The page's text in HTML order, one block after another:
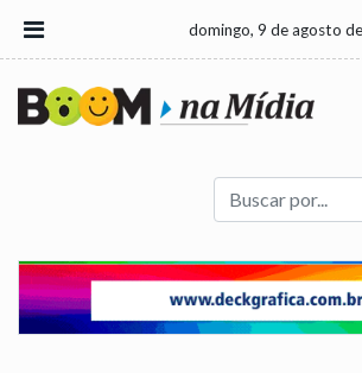
domingo, 9 de agosto
Buscar